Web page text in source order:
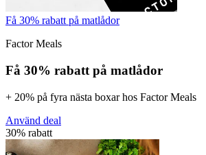
Få 30% rabatt på matlådor
Factor Meals
Få 30% rabatt på matlådor
+ 20% på fyra nästa boxar hos Factor Meals
Använd deal
30% rabatt